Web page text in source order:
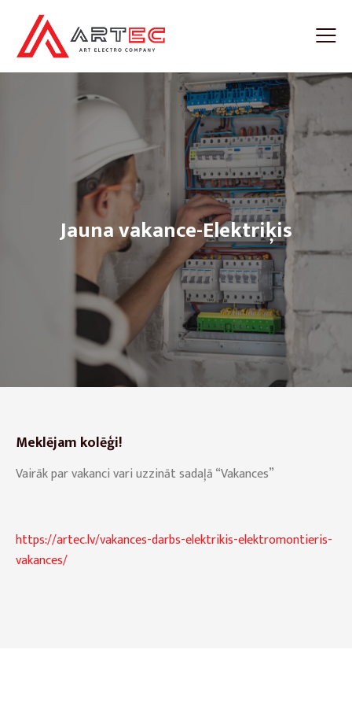
Jauna vakance-Elektriķis
Meklējam kolēģi!
Vairāk par vakanci vari uzzināt sadaļā “Vakances”
https://artec.lv/vakances-darbs-elektrikis-elektromontieris-
vakances/